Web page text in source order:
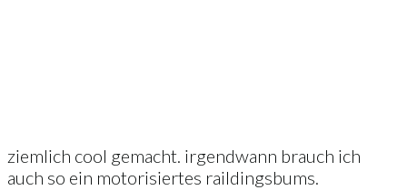
ziemlich cool gemacht. irgendwann brauch ich
auch so ein motorisiertes raildingsbums.